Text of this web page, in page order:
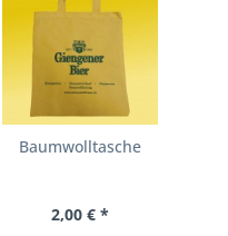
Baumwolltasche
2,00 € *